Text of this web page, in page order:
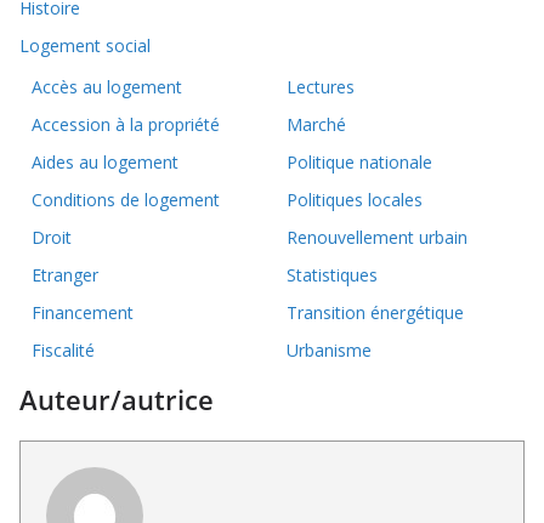
Histoire
Logement social
Accès au logement
Accession à la propriété
Aides au logement
Conditions de logement
Droit
Etranger
Financement
Fiscalité
Lectures
Marché
Politique nationale
Politiques locales
Renouvellement urbain
Statistiques
Transition énergétique
Urbanisme
Auteur/autrice